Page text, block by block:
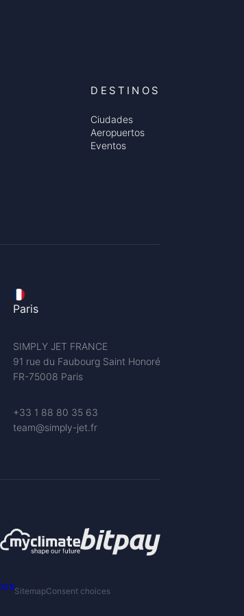
DESTINOS
Ciudades
Aeropuertos
Eventos
Paris
SIMPLY JET FRANCE
91 rue du Faubourg Saint Honoré
FR-75008 Paris
+33 1 88 80 35 63
team@simply-jet.fr
SitemapConsent choices